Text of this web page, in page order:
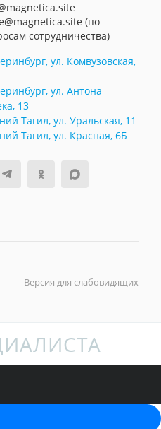
(по
сотрудничества)
ул. Комвузовская,
ул. Антона
13
Тагил, ул. Уральская, 11
Тагил, ул. Красная, 6Б
Версия для слабовидящих